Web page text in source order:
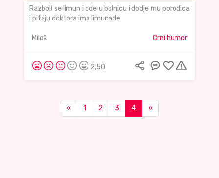
Razboli se limun i ode u bolnicu i dodje mu porodica
i pitaju doktora ima limunade
Miloš Crni humor
2,50
« 1 2 3 4 »